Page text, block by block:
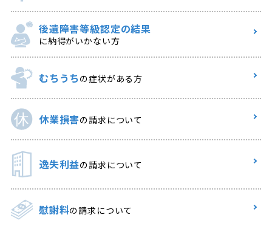
後遺障害等級認定の結果
に納得がいかない方
むちうちの症状がある方
休業損害の請求について
逸失利益の請求について
慰謝料の請求について